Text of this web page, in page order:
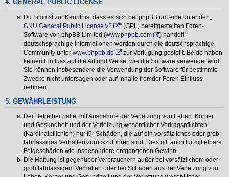
4. GENERAL PUBLIC LICENSE
Du nimmst zur Kenntnis, dass es sich bei phpBB um eine unter der „
GNU General Public License v2
“ (GPL) bereitgestellten Foren-
Software von phpBB Limited (www.phpbb.com
) handelt;
deutschsprachige Informationen werden durch die deutschsprachige
Community unter www.phpbb.de
zur Verfügung gestellt. Beide haben
keinen Einfluss auf die Art und Weise, wie die Software verwendet wird.
Sie können insbesondere die Verwendung der Software für bestimmte
Zwecke nicht untersagen oder auf Inhalte fremder Foren Einfluss
nehmen.
5. GEWÄHRLEISTUNG
Der Betreiber haftet mit Ausnahme der Verletzung von Leben, Körper
und Gesundheit und der Verletzung wesentlicher Vertragspflichten
(Kardinalpflichten) nur für Schäden, die auf ein vorsätzliches oder grob
fahrlässiges Verhalten zurückzuführen sind. Dies gilt auch für mittelbare
Folgeschäden wie insbesondere entgangenen Gewinn.
Die Haftung ist gegenüber Verbrauchern außer bei vorsätzlichem oder
grob fahrlässigem Verhalten oder bei Schäden aus der Verletzung von